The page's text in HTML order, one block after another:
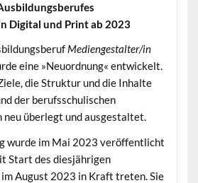
Digital und Print ab 2023
Mediengestalter/in
eine »Neuordnung« entwickelt.
die Struktur und die Inhalte
der berufsschulischen
neu überlegt und ausgestaltet.
wurde im Mai 2023 veröffentlicht
Start des diesjährigen
August 2023 in Kraft treten. Sie